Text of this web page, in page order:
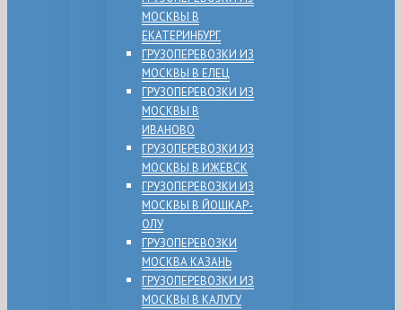
МОСКВЫ В
ЕКАТЕРИНБУРГ
ГРУЗОПЕРЕВОЗКИ ИЗ
МОСКВЫ В ЕЛЕЦ
ГРУЗОПЕРЕВОЗКИ ИЗ
МОСКВЫ В
ИВАНОВО
ГРУЗОПЕРЕВОЗКИ ИЗ
МОСКВЫ В ИЖЕВСК
ГРУЗОПЕРЕВОЗКИ ИЗ
МОСКВЫ В ЙОШКАР-
ОЛУ
ГРУЗОПЕРЕВОЗКИ
МОСКВА КАЗАНЬ
ГРУЗОПЕРЕВОЗКИ ИЗ
МОСКВЫ В КАЛУГУ